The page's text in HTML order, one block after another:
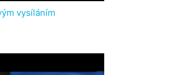
vysíláním